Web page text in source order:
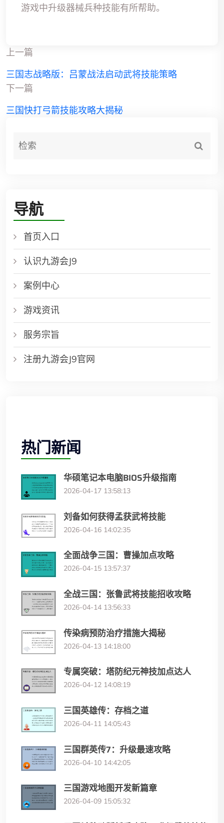
游戏中升级器械兵种技能有所帮助。
上一篇
三国志战略版：吕蒙战法启动武将技能策略
下一篇
三国快打弓箭技能攻略大揭秘
导航
首页入口
认识九游会J9
案例中心
游戏资讯
服务宗旨
注册九游会J9官网
热门新闻
华硕笔记本电脑BIOS升级指南
2026-04-17 13:58:13
刘备如何获得孟获武将技能
2026-04-16 14:02:35
全面战争三国：曹操加点攻略
2026-04-15 13:57:37
全战三国：张鲁武将技能招收攻略
2026-04-14 13:56:33
传染病预防治疗措施大揭秘
2026-04-13 14:18:00
专属突破：塔防纪元神技加点达人
2026-04-12 14:08:19
三国英雄传：存档之道
2026-04-11 14:05:43
三国群英传7：升级最速攻略
2026-04-10 14:42:05
三国游戏地图开发新篇章
2026-04-09 15:05:32